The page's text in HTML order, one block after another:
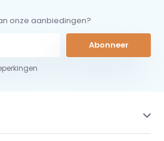
onze aanbiedingen?
Abonneer